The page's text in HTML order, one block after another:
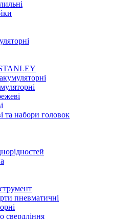
та набори головок
пневматичні
свердління